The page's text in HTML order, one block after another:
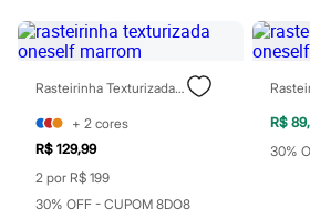
Inverno
Novidades
Roupas menina
0 a 24 meses
4 a 12 anos
10 a 16 anos
Roupas menino
0 a 24 meses
1 a 5 anos
Rasteirinha Texturizada Oneself Marrom
+ 2 cores
R$ 129,99
2 por R$ 199
30% OFF - CUPOM 8DO8
R$
30%